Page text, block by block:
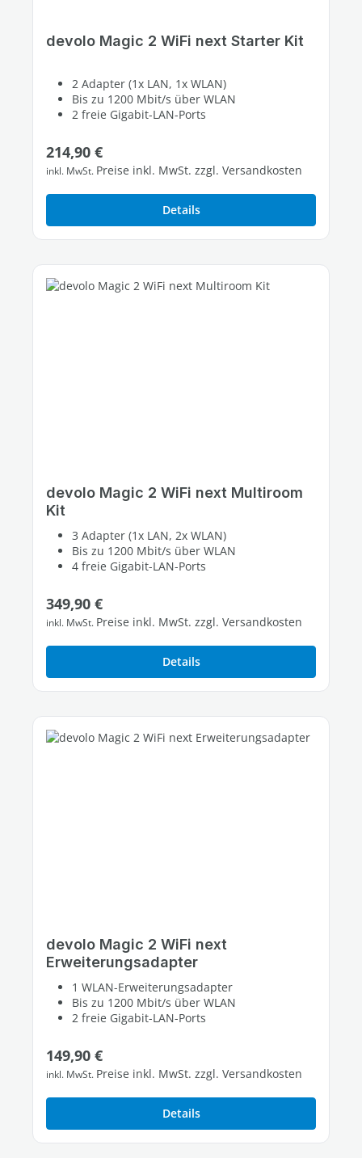
devolo Magic 2 WiFi next Starter Kit
2 Adapter (1x LAN, 1x WLAN)
Bis zu 1200 Mbit/s über WLAN
2 freie Gigabit-LAN-Ports
Regulärer Preis:
214,90 €
inkl. MwSt. Preise inkl. MwSt. zzgl. Versandkosten
Details
devolo Magic 2 WiFi next Multiroom
Kit
3 Adapter (1x LAN, 2x WLAN)
Bis zu 1200 Mbit/s über WLAN
4 freie Gigabit-LAN-Ports
Regulärer Preis:
349,90 €
inkl. MwSt. Preise inkl. MwSt. zzgl. Versandkosten
Details
devolo Magic 2 WiFi next
Erweiterungsadapter
1 WLAN-Erweiterungsadapter
Bis zu 1200 Mbit/s über WLAN
2 freie Gigabit-LAN-Ports
Regulärer Preis:
149,90 €
inkl. MwSt. Preise inkl. MwSt. zzgl. Versandkosten
Details